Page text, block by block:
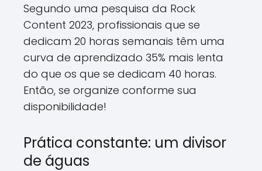
Segundo uma pesquisa da Rock
Content 2023, profissionais que se
dedicam 20 horas semanais têm uma
curva de aprendizado 35% mais lenta
do que os que se dedicam 40 horas.
Então, se organize conforme sua
disponibilidade!
Prática constante: um divisor
de águas